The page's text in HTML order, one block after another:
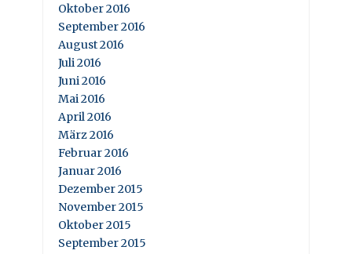
Oktober 2016
September 2016
August 2016
Juli 2016
Juni 2016
Mai 2016
April 2016
März 2016
Februar 2016
Januar 2016
Dezember 2015
November 2015
Oktober 2015
September 2015